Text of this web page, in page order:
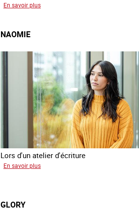
En savoir plus
NAOMIE
Lors d'un atelier d'écriture
En savoir plus
GLORY